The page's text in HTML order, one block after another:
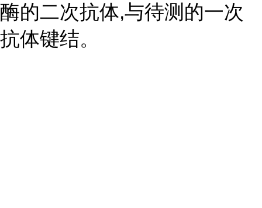
酶的二次抗体,与待测的一次
抗体键结。